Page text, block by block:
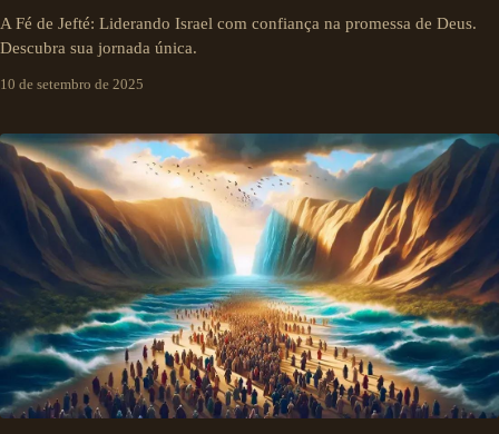
A Fé de Jefté: Liderando Israel com confiança na promessa de Deus.
Descubra sua jornada única.
10 de setembro de 2025